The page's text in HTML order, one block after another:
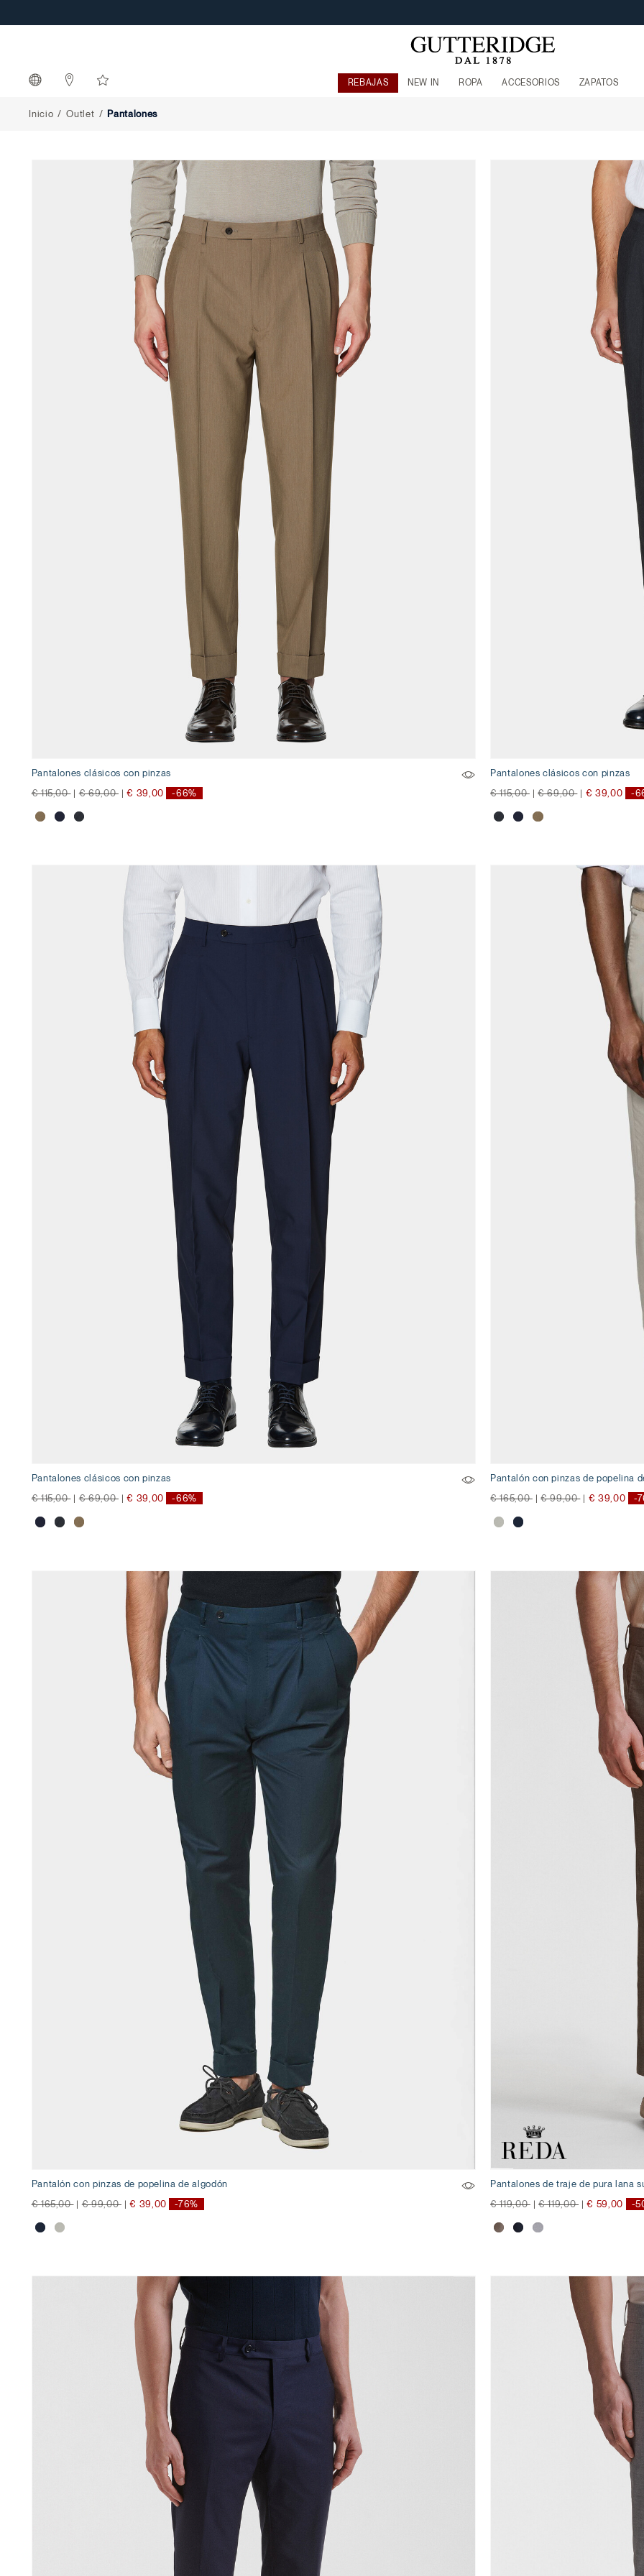
REBAJAS NEW IN ROPA ACCESORIOS ZAPATOS
Inicio Outlet Pantalones
Pantalones clásicos con pinzas
precio rebajado desde
€ 115,00a| precio rebajado desde
€ 69,00a| € 39,00 -66%
Pantalones clásicos con pinzas
precio rebajado desde
€ 115,00a| precio rebajado desde
€ 69,00a| € 39,00 -
Pantalones clásicos con pinzas
precio rebajado desde
€ 115,00a| precio rebajado desde
€ 69,00a| € 39,00 -66%
Pantalón con pinzas de popelina
precio rebajado desde
€ 165,00a| precio rebajado desde
€ 99,00a| € 39,00 -
Pantalón con pinzas de popelina de algodón
precio rebajado desde
€ 165,00a| precio rebajado desde
€ 99,00a| € 39,00 -76%
Pantalones de traje de pura lana
precio rebajado desde
€ 119,00a| precio rebajado desde
€ 119,00a| € 59,00 -